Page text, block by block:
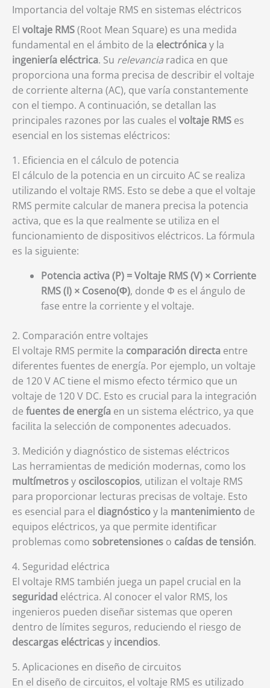
Importancia del voltaje RMS en sistemas eléctricos
El voltaje RMS(Root Mean Square) es una medida
fundamental en el ámbito de la electrónicay la
ingeniería eléctrica. Su relevancia radica en que
proporciona una forma precisa de describir el voltaje
de corriente alterna (AC), que varía constantemente
con el tiempo. A continuación, se detallan las
principales razones por las cuales el voltaje RMS es
esencial en los sistemas eléctricos:
1. Eficiencia en el cálculo de potencia
El cálculo de la potencia en un circuito AC se realiza
utilizando el voltaje RMS. Esto se debe a que el voltaje
RMS permite calcular de manera precisa la potencia
activa, que es la que realmente se utiliza en el
funcionamiento de dispositivos eléctricos. La fórmula
es la siguiente:
Potencia activa (P) = Voltaje RMS (V) × Corriente
RMS (I) × Coseno(Φ), donde Φ es el ángulo de
fase entre la corriente y el voltaje.
2. Comparación entre voltajes
El voltaje RMS permite la comparación directa entre
diferentes fuentes de energía. Por ejemplo, un voltaje
de 120 V AC tiene el mismo efecto térmico que un
voltaje de 120 V DC. Esto es crucial para la integración
de fuentes de energía en un sistema eléctrico, ya que
facilita la selección de componentes adecuados.
3. Medición y diagnóstico de sistemas eléctricos
Las herramientas de medición modernas, como los
multímetrosy osciloscopios, utilizan el voltaje RMS
para proporcionar lecturas precisas de voltaje. Esto
es esencial para el diagnósticoy la mantenimiento de
equipos eléctricos, ya que permite identificar
problemas como sobretensiones o caídas de tensión.
4. Seguridad eléctrica
El voltaje RMS también juega un papel crucial en la
seguridad eléctrica. Al conocer el valor RMS, los
ingenieros pueden diseñar sistemas que operen
dentro de límites seguros, reduciendo el riesgo de
descargas eléctricasy incendios.
5. Aplicaciones en diseño de circuitos
En el diseño de circuitos, el voltaje RMS es utilizado